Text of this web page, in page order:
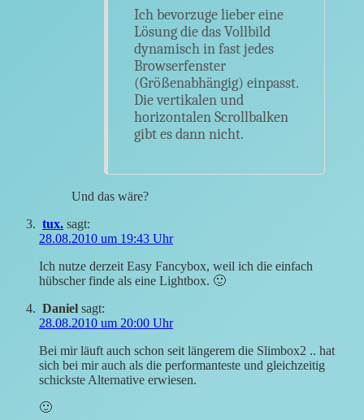
Ich bevorzuge lieber eine
Lösung die das Vollbild
dynamisch in fast jedes
Browserfenster
(Größenabhängig) einpasst.
Die vertikalen und
horizontalen Scrollbalken
gibt es dann nicht.
Und das wäre?
tux. sagt:
28.08.2010 um 19:43 Uhr
Ich nutze derzeit Easy Fancybox, weil ich die einfach
hübscher finde als eine Lightbox. 🙂
Daniel sagt:
28.08.2010 um 20:00 Uhr
Bei mir läuft auch schon seit längerem die Slimbox2 .. hat
sich bei mir auch als die performanteste und gleichzeitig
schickste Alternative erwiesen.
🙂